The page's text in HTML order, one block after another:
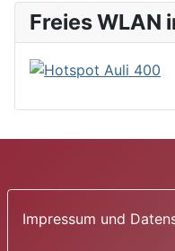
Freies WLAN
Impressum und